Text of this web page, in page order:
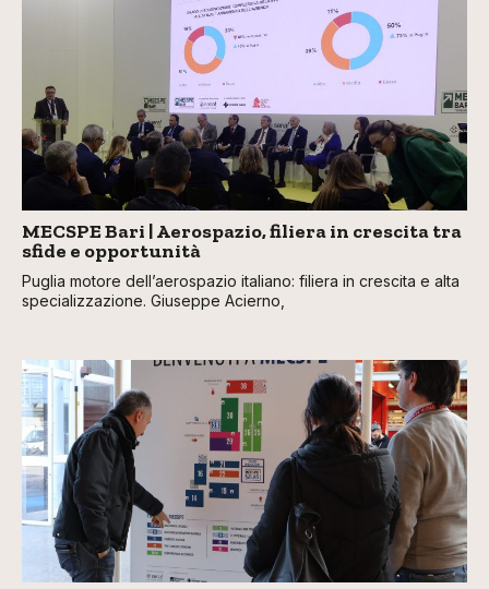
MECSPE Bari | Aerospazio, filiera in crescita tra
sfide e opportunità
Puglia motore dell’aerospazio italiano: filiera in crescita e alta
specializzazione. Giuseppe Acierno,